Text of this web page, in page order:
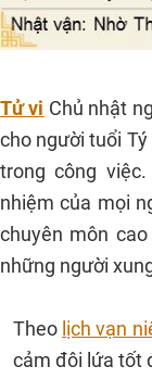
Tử vi Chủ nhật
cho người tuổi
trong công
nhiệm của mọi
chuyên môn
những người
Theo lịch vạn
cảm đôi lứa tốt